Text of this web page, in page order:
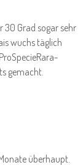
30 Grad sogar sehr
wuchs täglich
gemacht.
überhaupt.